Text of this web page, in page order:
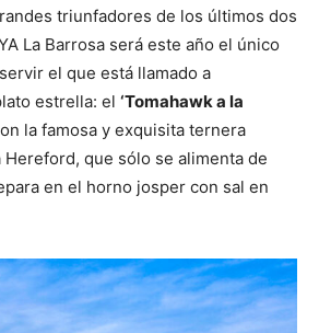
triunfadores de los últimos dos
La Barrosa será este año el único
el que está llamado a
estrella: el ‘Tomahawk a la
la famosa y exquisita ternera
Hereford, que sólo se alimenta de
en el horno josper con sal en